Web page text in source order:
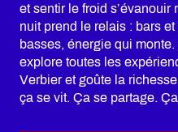
et sentir le froid
nuit prend le relais : bars
basses, énergie qui
explore toutes les
Verbier et goûte la
ça se vit. Ça se partage.